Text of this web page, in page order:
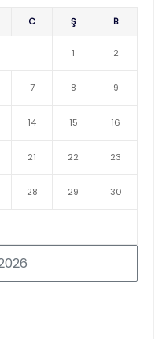
C Ş B
1 2
7 8 9
14 15 16
21 22 23
28 29 30